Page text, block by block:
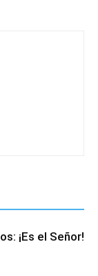
¡Es el Señor!